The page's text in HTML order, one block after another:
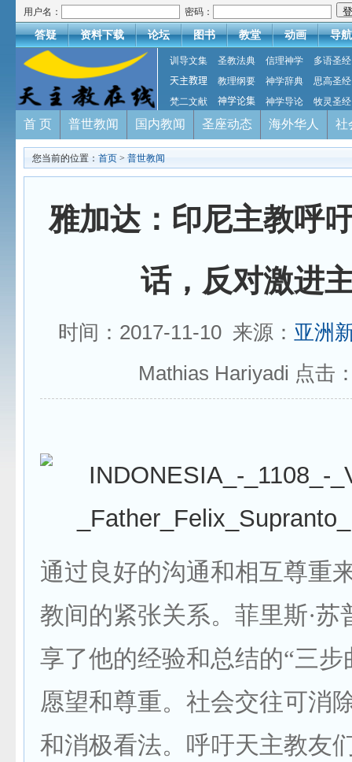
用户名： 密码：
答疑 资料下载 论坛 图书 教堂 动画 导航
训导文集 圣教法典 信理神学
多语圣经
天主教理
教理纲要 神学辞典
思高圣经
梵二文献
神学论集 神学导论 牧灵圣经
首 页 普世教闻 国内教闻 圣座动态 海外华人 社
您当前的位置： 首页 > 普世教闻
雅加达：印尼主教呼
话，反对激进
时间：2017-11-10 来源： 亚洲
Mathias Hariyadi 点击
通过良好的沟通和相互尊重
教间的紧张关系。菲里斯·苏
享了他的经验和总结的“三步
愿望和尊重。社会交往可消
和消极看法。呼吁天主教友